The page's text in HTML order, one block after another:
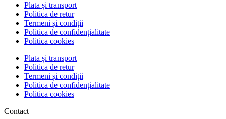
Plata și transport
Politica de retur
Termeni și condiții
Politica de confidențialitate
Politica cookies
Plata și transport
Politica de retur
Termeni și condiții
Politica de confidențialitate
Politica cookies
Contact